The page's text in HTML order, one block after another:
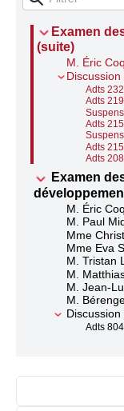
Examen
(suite)
M. Éric
Adts
Adts
Adts
Adts
Adts
Examen
M. Éric
M. Paul
Mme
Mme Eva
M. Tristan
M.
M. Jean-
M.
Adts